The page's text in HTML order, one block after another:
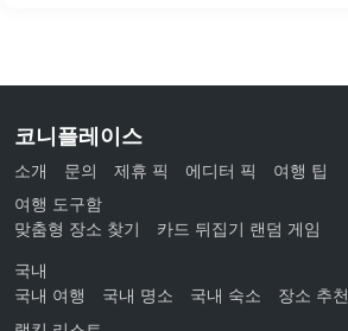
코니플레이스
소개 문의 제휴 픽 에디터 픽
여행 팁
여행 도구함
맞춤형 장소 찾기
카드 뒤집기 랜덤 게임
국내
국내 여행
국내 명소 국내 숙소 장소 추천